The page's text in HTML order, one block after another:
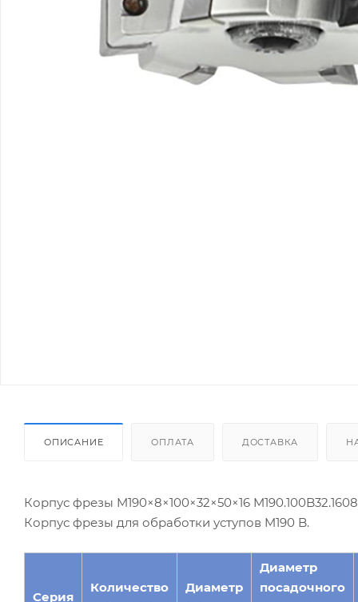
ОПИСАНИЕ ОПЛАТА ДОСТАВКА
Корпус фрезы M190×8×100×32×50×16
Корпус фрезы для обработки уступов M190 B.
Серия
Количество
Диаметр
Диаметр
посадочного